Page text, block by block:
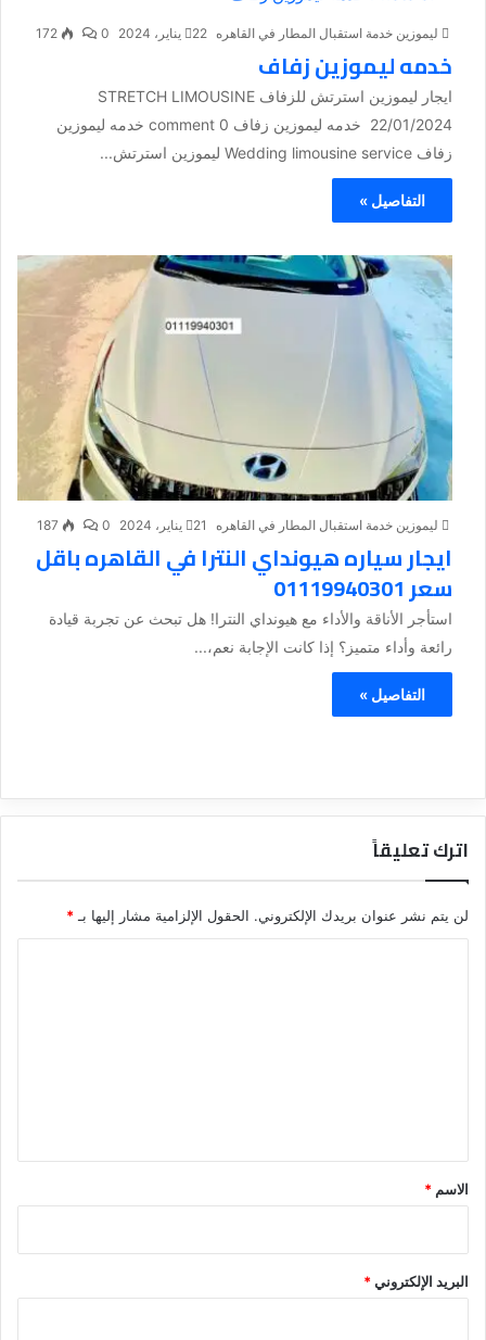
ليموزين خدمة استقبال المطار في القاهره 22 يناير، 2024 0
172
خدمه ليموزين زفاف
ايجار ليموزين استرتش للزفاف STRETCH LIMOUSINE
22/01/2024 خدمه ليموزين زفاف 0 comment خدمه ليموزين
زفاف Wedding limousine service ليموزين استرتش...
التفاصيل »
ليموزين خدمة استقبال المطار في القاهره 21 يناير، 2024 0
187
ايجار سياره هيونداي النترا في القاهره باقل
سعر 01119940301
استأجر الأناقة والأداء مع هيونداي النترا! هل تبحث عن تجربة قيادة
رائعة وأداء متميز؟ إذا كانت الإجابة نعم،...
التفاصيل »
اترك تعليقاً
لن يتم نشر عنوان بريدك الإلكتروني. الحقول الإلزامية مشار إليها بـ *
*
الاسم *
البريد الإلكتروني*